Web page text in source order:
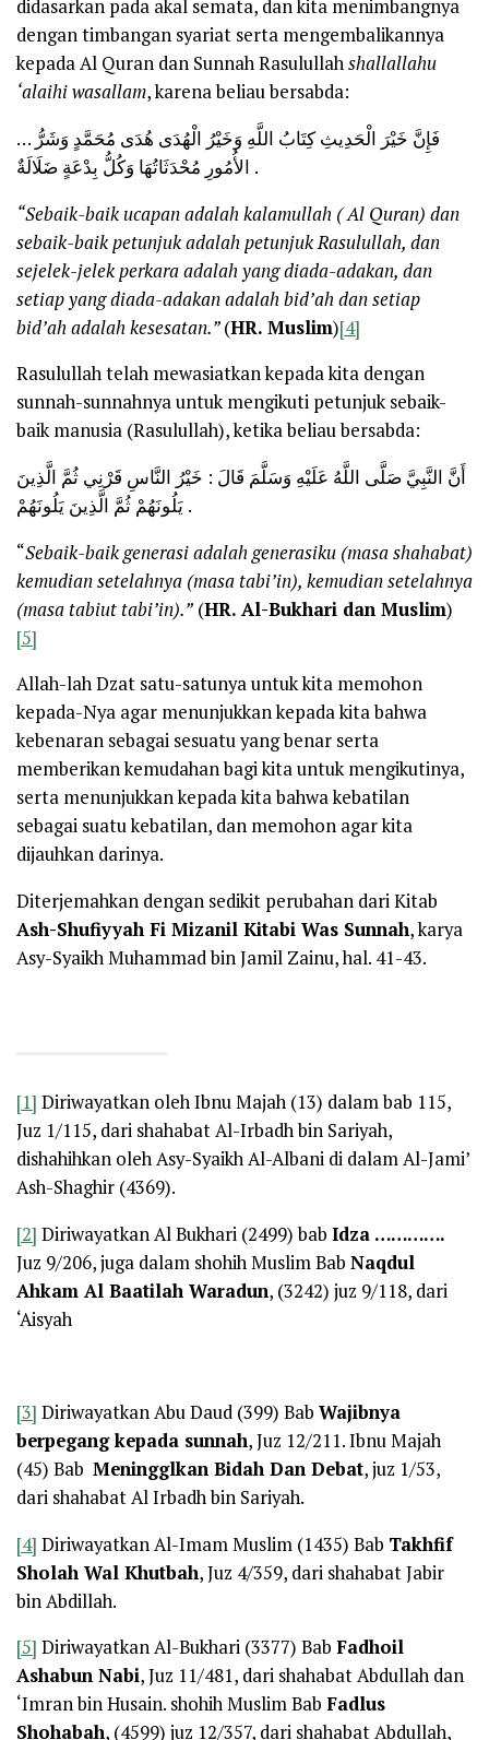
didasarkan pada akal semata, dan kita menimbangnya
dengan timbangan syariat serta mengembalikannya
kepada Al Quran dan Sunnah Rasulullahshallallahu
‘alaihi wasallam, karena beliau bersabda:
… فَإِنَّ خَيْرَ الْحَدِيثِ كِتَابُ اللَّهِ وَخَيْرُ الْهُدَى هُدَى مُحَمَّدٍ وَشَرُّ
الأُمُورِ مُحْدَثَاتُهَا وَكُلُّ بِدْعَةٍ ضَلَالَةٌ .
“Sebaik-baik ucapan adalah kalamullah ( Al Quran) dan
sebaik-baik petunjuk adalah petunjuk Rasulullah, dan
sejelek-jelek perkara adalah yang diada-adakan, dan
setiap yang diada-adakan adalah bid’ah dan setiap
bid’ah adalah kesesatan.”(HR. Muslim)[4]
Rasulullah telah mewasiatkan kepada kita dengan
sunnah-sunnahnya untuk mengikuti petunjuk sebaik-
baik manusia (Rasulullah), ketika beliau bersabda:
أَنَّ النَّبِيَّ صَلَّى اللَّهُ عَلَيْهِ وَسَلَّمَ قَالَ : خَيْرُ النَّاسِ قَرْنِي ثُمَّ الَّذِينَ
يَلُونَهُمْ ثُمَّ الَّذِينَ يَلُونَهُمْ .
“Sebaik-baik generasi adalah generasiku (masa shahabat)
kemudian setelahnya (masa tabi’in), kemudian setelahnya
(masa tabiut tabi’in).” (HR. Al-Bukhari dan Muslim)
[5]
Allah-lah Dzat satu-satunya untuk kita memohon
kepada-Nya agar menunjukkan kepada kita bahwa
kebenaran sebagai sesuatu yang benar serta
memberikan kemudahan bagi kita untuk mengikutinya,
serta menunjukkan kepada kita bahwa kebatilan
sebagai suatu kebatilan, dan memohon agar kita
dijauhkan darinya.
Diterjemahkan dengan sedikit perubahan dari Kitab
Ash-Shufiyyah Fi Mizanil Kitabi Was Sunnah, karya
Asy-Syaikh Muhammad bin Jamil Zainu, hal. 41-43.
[1] Diriwayatkan oleh Ibnu Majah (13) dalam bab 115,
Juz 1/115, dari shahabat Al-Irbadh bin Sariyah,
dishahihkan oleh Asy-Syaikh Al-Albani di dalam Al-Jami’
Ash-Shaghir (4369).
[2] Diriwayatkan Al Bukhari (2499) bab Idza ………….
Juz 9/206, juga dalam shohih Muslim Bab Naqdul
Ahkam Al Baatilah Waradun, (3242) juz 9/118, dari
‘Aisyah
[3] Diriwayatkan Abu Daud (399) Bab Wajibnya
berpegang kepada sunnah, Juz 12/211. Ibnu Majah
(45) Bab Meningglkan Bidah Dan Debat, juz 1/53,
dari shahabat Al Irbadh bin Sariyah.
[4] Diriwayatkan Al-Imam Muslim (1435) Bab Takhfif
Sholah Wal Khutbah, Juz 4/359, dari shahabat Jabir
bin Abdillah.
[5] Diriwayatkan Al-Bukhari (3377) Bab Fadhoil
Ashabun Nabi, Juz 11/481, dari shahabat Abdullah dan
‘Imran bin Husain. shohih Muslim Bab Fadlus
Shohabah, (4599) juz 12/357, dari shahabat Abdullah,